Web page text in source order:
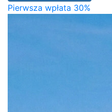
Pierwsza wpłata 30%